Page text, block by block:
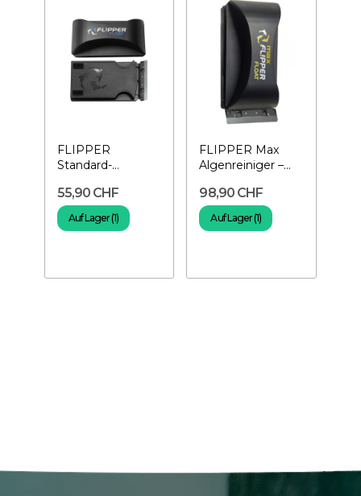
FLIPPER
Standard-
Aquarium-Magnet
55,90 CHF
Auf Lager (1)
FLIPPER Max
Algenreiniger –
98,90 CHF
Auf Lager (1)